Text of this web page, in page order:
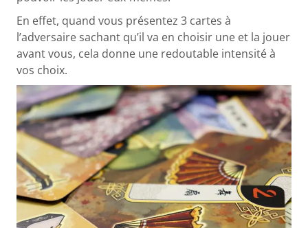
En effet, quand vous présentez 3 cartes à
l’adversaire sachant qu’il va en choisir une et la jouer
avant vous, cela donne une redoutable intensité à
vos choix.